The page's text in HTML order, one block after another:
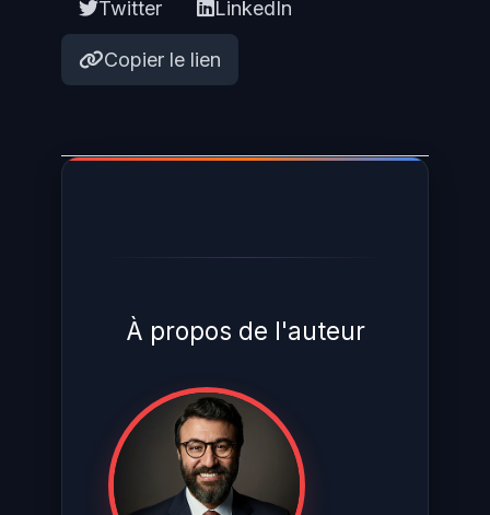
Twitter LinkedIn
Copier le lien
À propos de l'auteur